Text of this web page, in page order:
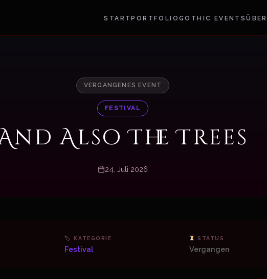
START PORTFOLIO GOTHIC EVENTSÜBER
VERGANGENES EVENT
FESTIVAL
Also The Trees
24. Juli 2026
🏷 KATEGORIE
Festival
STATUS
Vergangen